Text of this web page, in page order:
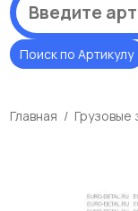
Поиск по Артикулу
Главная Грузовые